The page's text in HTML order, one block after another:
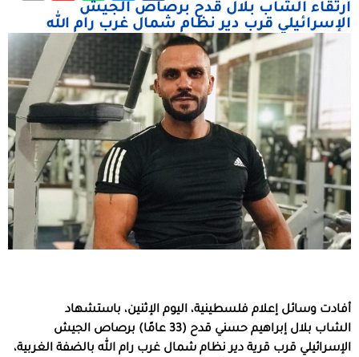
ارتقاء الشاب بلال قدح برصاص الجيش
الإسرائيلي قرب دير نظام شمال غرب رام الله
أفادت وسائل إعلام فلسطينية، اليوم الإثنين، باستشهاد
الشاب بلال إبراهيم حسني قدح (33 عامًا) برصاص الجيش
الإسرائيلي قرب قرية دير نظام شمال غرب رام الله بالضفة الغربية،